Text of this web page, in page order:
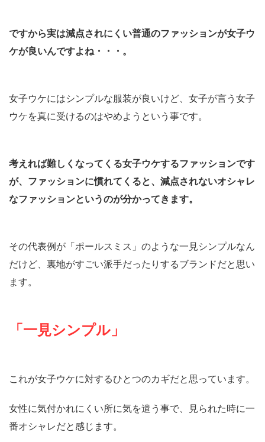
ですから実は減点されにくい普通のファッションが女子ウ
ケが良いんですよね・・・。
女子ウケにはシンプルな服装が良いけど、女子が言う女子
ウケを真に受けるのはやめようという事です。
考えれば難しくなってくる女子ウケするファッションです
が、ファッションに慣れてくると、減点されないオシャレ
なファッションというのが分かってきます。
その代表例が「ポールスミス」のような一見シンプルなん
だけど、裏地がすごい派手だったりするブランドだと思い
ます。
「一見シンプル」
これが女子ウケに対するひとつのカギだと思っています。
女性に気付かれにくい所に気を遣う事で、見られた時に一
番オシャレだと感じます。